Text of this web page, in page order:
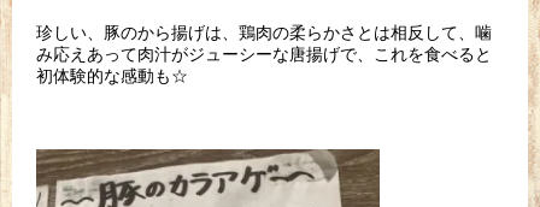
珍しい、豚のから揚げは、鶏肉の柔らかさとは相反して、噛
み応えあって肉汁がジューシーな唐揚げで、これを食べると
初体験的な感動も☆